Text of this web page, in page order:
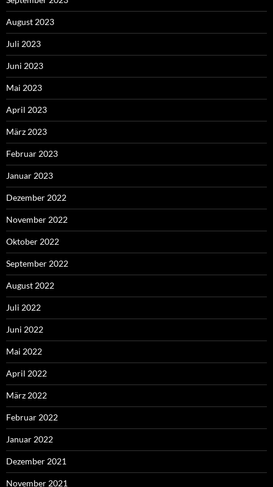
August 2023
Juli 2023
Juni 2023
Mai 2023
April 2023
März 2023
Februar 2023
Januar 2023
Dezember 2022
November 2022
Oktober 2022
September 2022
August 2022
Juli 2022
Juni 2022
Mai 2022
April 2022
März 2022
Februar 2022
Januar 2022
Dezember 2021
November 2021